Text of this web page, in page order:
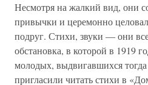
Несмотря на жалкий вид, они
привычки и церемонно
подруг. Стихи, звуки — они
обстановка, в которой в 1919
молодых, выдвигавшихся тогда
пригласили читать стихи в